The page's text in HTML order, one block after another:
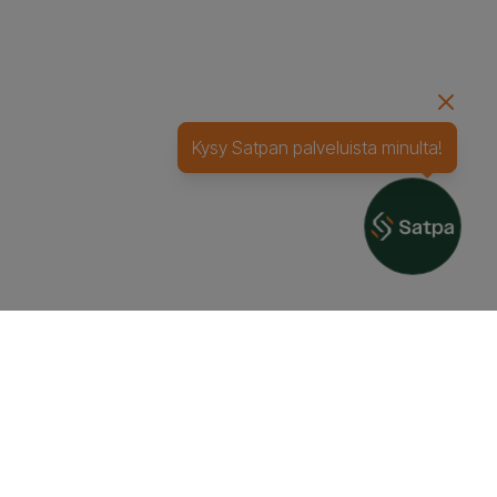
Kysy Satpan palveluista minulta!